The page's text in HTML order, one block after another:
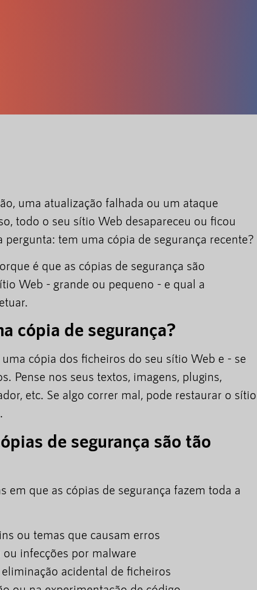
uma atualização falhada ou um ataque
todo o seu sítio Web desapareceu ou ficou
pergunta: tem uma cópia de segurança recente?
é que as cópias de segurança são
Web - grande ou pequeno - e qual a
cópia de segurança?
cópia dos ficheiros do seu sítio Web e - se
Pense nos seus textos, imagens, plugins,
etc. Se algo correr mal, pode restaurar o sítio
de segurança são tão
em que as cópias de segurança fazem toda a
ou temas que causam erros
infecções por malware
acidental de ficheiros